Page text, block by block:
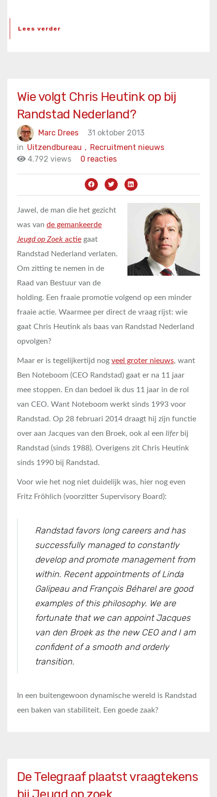
Lees verder
Wie volgt Chris Heutink op bij
Randstad Nederland?
Marc Drees
31 oktober 2013
in
Recruitment nieuws
Uitzendbureau ,
4.792 views
0 reacties
Jawel, de man die het gezicht
was van de gemankeerde
Jeugd op Zoek actie gaat
Randstad Nederland verlaten.
Om zitting te nemen in de
Raad van Bestuur van de
holding. Een fraaie promotie volgend op een minder
fraaie actie. Waarmee per direct de vraag rijst: wie
gaat Chris Heutink als baas van Randstad Nederland
opvolgen?
Maar er is tegelijkertijd nog veel groter nieuws, want
Ben Noteboom (CEO Randstad) gaat er na 11 jaar
mee stoppen. En dan bedoel ik dus 11 jaar in de rol
van CEO. Want Noteboom werkt sinds 1993 voor
Randstad. Op 28 februari 2014 draagt hij zijn functie
over aan Jacques van den Broek, ook al een liferbij
Randstad (sinds 1988). Overigens zit Chris Heutink
sinds 1990 bij Randstad.
Voor wie het nog niet duidelijk was, hier nog even
Fritz Fröhlich (voorzitter Supervisory Board):
Randstad favors long careers and has
successfully managed to constantly
develop and promote management from
within. Recent appointments of Linda
Galipeau and François Béharel are good
examples of this philosophy. We are
fortunate that we can appoint Jacques
van den Broek as the new CEO and I am
confident of a smooth and orderly
transition.
In een buitengewoon dynamische wereld is Randstad
een baken van stabiliteit. Een goede zaak?
De Telegraaf plaatst vraagtekens